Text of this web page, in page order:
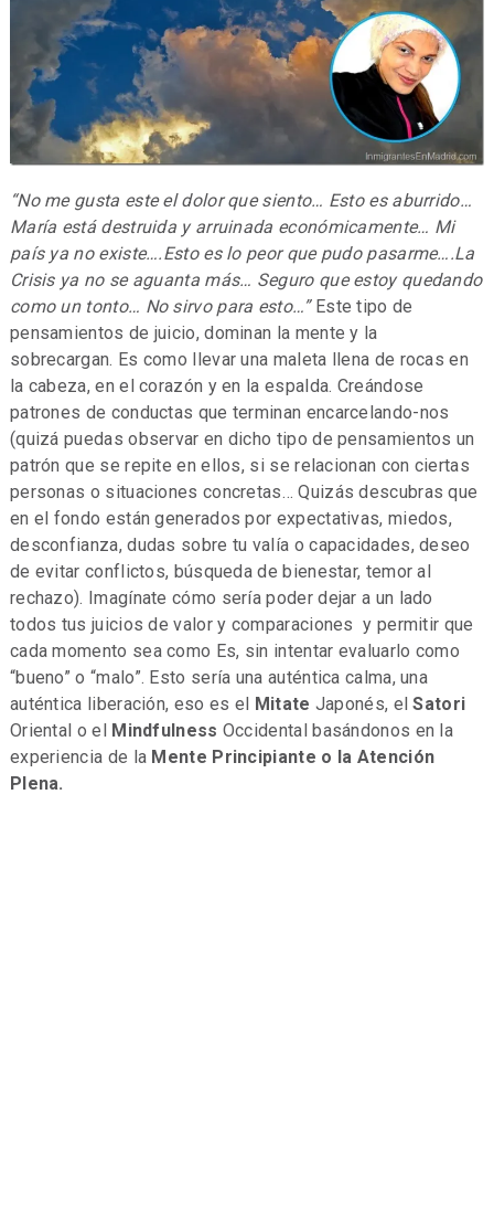
“No me gusta este el dolor que siento… Esto es aburrido…
María está destruida y arruinada económicamente… Mi
país ya no existe….Esto es lo peor que pudo pasarme….La
Crisis ya no se aguanta más… Seguro que estoy quedando
como un tonto… No sirvo para esto…” Este tipo de
pensamientos de juicio, dominan la mente y la
sobrecargan. Es como llevar una maleta llena de rocas en
la cabeza, en el corazón y en la espalda. Creándose
patrones de conductas que terminan encarcelando-nos
(quizá puedas observar en dicho tipo de pensamientos un
patrón que se repite en ellos, si se relacionan con ciertas
personas o situaciones concretas… Quizás descubras que
en el fondo están generados por expectativas, miedos,
desconfianza, dudas sobre tu valía o capacidades, deseo
de evitar conflictos, búsqueda de bienestar, temor al
rechazo). Imagínate cómo sería poder dejar a un lado
todos tus juicios de valor y comparaciones y permitir que
cada momento sea como Es, sin intentar evaluarlo como
“bueno” o “malo”. Esto sería una auténtica calma, una
auténtica liberación, eso es el Mitate Japonés, elSatori
Oriental o el Mindfulness Occidental basándonos en la
experiencia de la Mente Principiante o la Atención
Plena.